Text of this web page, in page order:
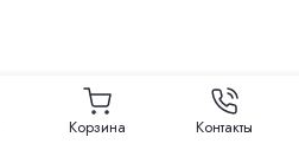
Корзина Контакты